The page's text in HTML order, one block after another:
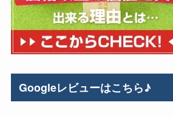
Googleレビューはこちら♪